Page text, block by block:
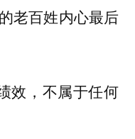
老百姓内心最后
效，不属于任何